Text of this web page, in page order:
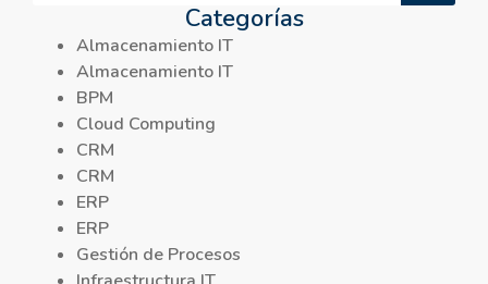
Categorías
Almacenamiento IT
Almacenamiento IT
BPM
Cloud Computing
CRM
CRM
ERP
ERP
Gestión de Procesos